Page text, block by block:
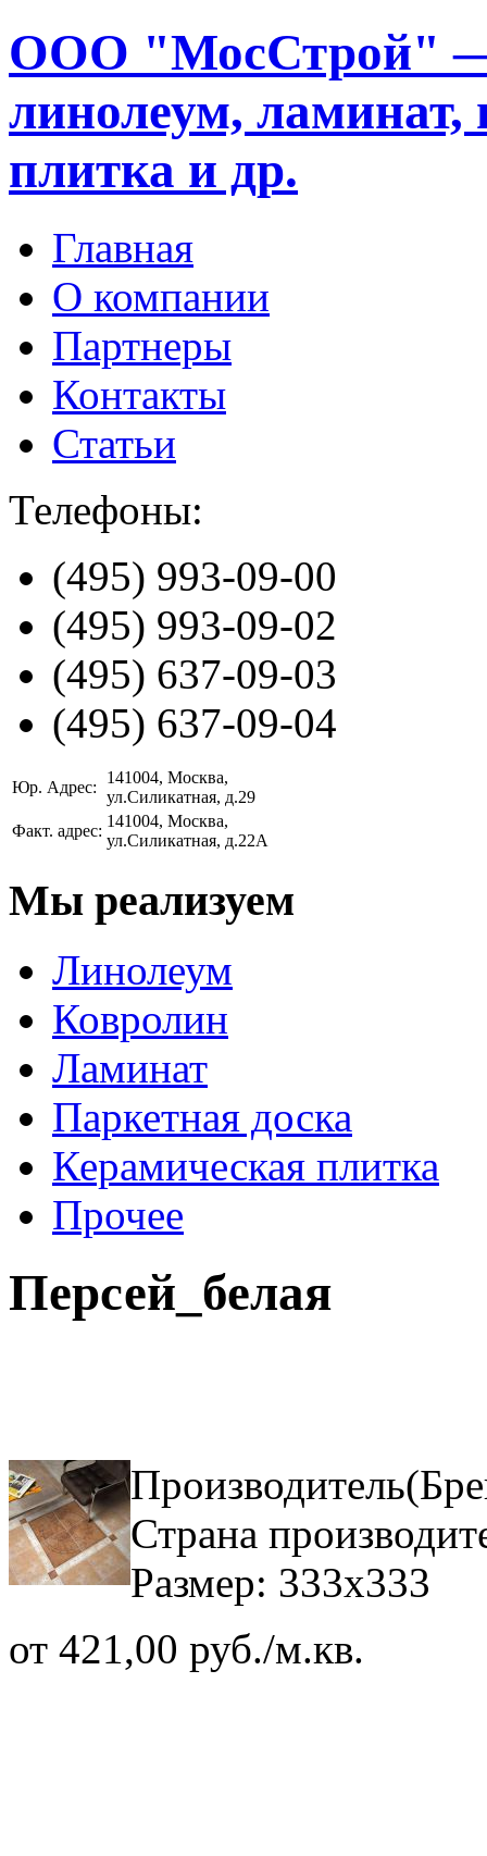
ООО "МосСтрой" —
линолеум, ламинат,
плитка и др.
Главная
О компании
Партнеры
Контакты
Статьи
Телефоны:
(495) 993-09-00
(495) 993-09-02
(495) 637-09-03
(495) 637-09-04
Юр. Адрес:
141004, Москва,
ул.Силикатная, д.29
Факт. адрес:
141004, Москва,
ул.Силикатная, д.22А
Мы реализуем
Линолеум
Ковролин
Ламинат
Паркетная доска
Керамическая плитка
Прочее
Персей_белая
Страна
Размер: 333х333
от 421,00 руб./м.кв.